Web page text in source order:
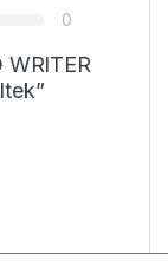
0
WRITER